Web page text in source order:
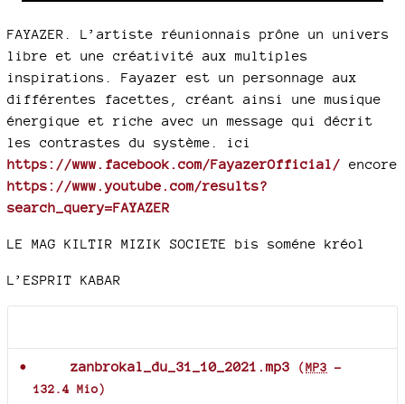
FAYAZER. L’artiste réunionnais prône un univers
libre et une créativité aux multiples
inspirations. Fayazer est un personnage aux
différentes facettes, créant ainsi une musique
énergique et riche avec un message qui décrit
les contrastes du système. ici
https://www.facebook.com/FayazerOfficial/ encore
https://www.youtube.com/results?
search_query=FAYAZER
LE MAG KILTIR MIZIK SOCIETE bis soméne kréol
L’ESPRIT KABAR
zanbrokal_du_31_10_2021.mp3 (MP3 -
132.4 Mio)